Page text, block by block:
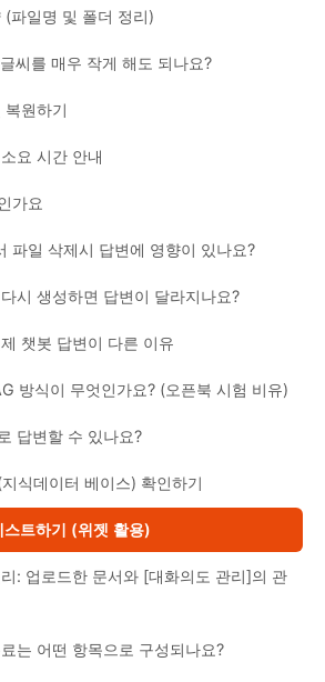
(파일명 및 폴더 정리)
씨를 매우 작게 해도 되나요?
원하기
요 시간 안내
가요
파일 삭제시 답변에 영향이 있나요?
시 생성하면 답변이 달라지나요?
챗봇 답변이 다른 이유
방식이 무엇인가요? (오픈북 시험 비유)
답변할 수 있나요?
식데이터 베이스) 확인하기
트하기 (위젯 활용)
: 업로드한 문서와 [대화의도 관리]의 관
는 어떤 항목으로 구성되나요?